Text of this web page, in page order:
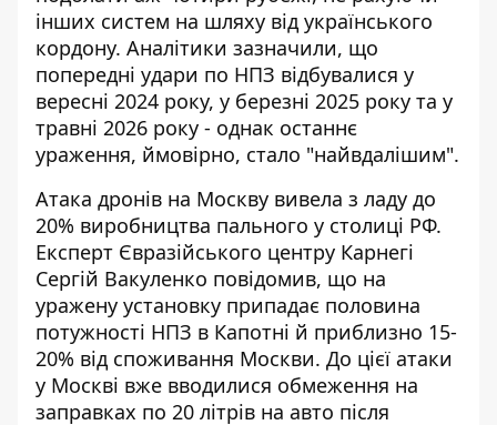
інших систем на шляху від українського
кордону. Аналітики зазначили, що
попередні удари по НПЗ відбувалися у
вересні 2024 року, у березні 2025 року та у
травні 2026 року - однак останнє
ураження, ймовірно, стало "найвдалішим".
Атака дронів на Москву вивела з ладу до
20% виробництва пального у столиці РФ.
Експерт Євразійського центру Карнегі
Сергій Вакуленко повідомив, що на
уражену установку припадає половина
потужності НПЗ в Капотні й приблизно 15-
20% від споживання Москви. До цієї атаки
у Москві вже вводилися обмеження на
заправках по 20 літрів на авто після